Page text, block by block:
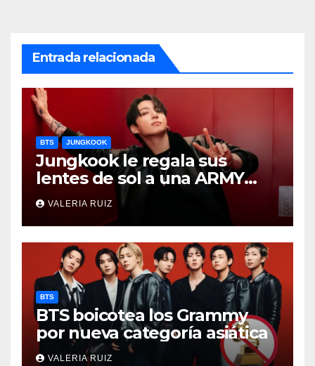
Entrada relacionada
BTS JUNGKOOK
Jungkook le regala sus
lentes de sol a una ARMY
durante concierto de BTS
VALERIA RUIZ
BTS
BTS boicotea los Grammy
por nueva categoría asiática
VALERIA RUIZ